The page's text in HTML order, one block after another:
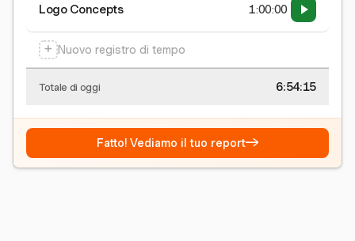
Logo Concepts 1:00:00
+ Nuovo registro di tempo
Totale di oggi 6:54:15
Fatto! Vediamo il tuo report→